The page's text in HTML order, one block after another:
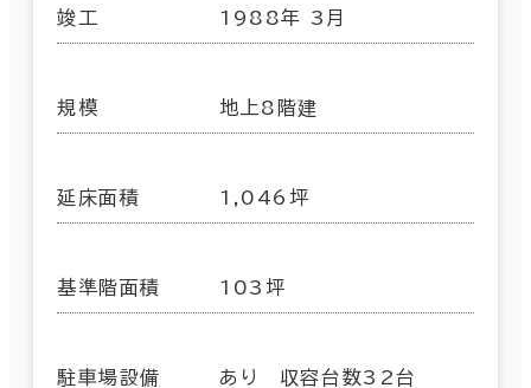
竣工 1988年 3月
規模 地上8階建
延床面積 1,046坪
基準階面積 103坪
駐車場設備 あり 収容台数32台